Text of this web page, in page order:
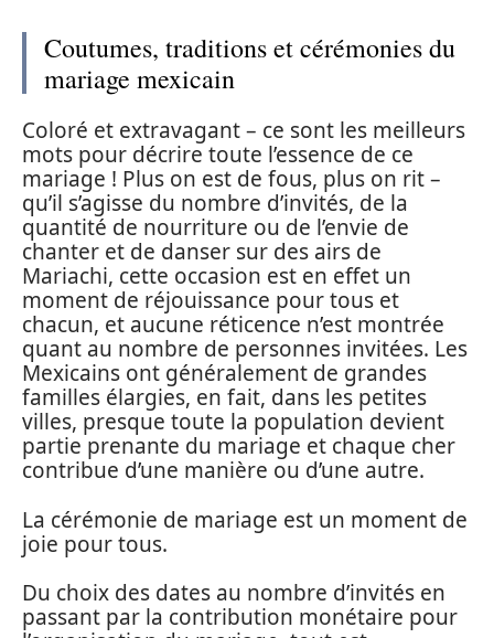
Coutumes, traditions et cérémonies du
mariage mexicain
Coloré et extravagant – ce sont les meilleurs
mots pour décrire toute l’essence de ce
mariage ! Plus on est de fous, plus on rit –
qu’il s’agisse du nombre d’invités, de la
quantité de nourriture ou de l’envie de
chanter et de danser sur des airs de
Mariachi, cette occasion est en effet un
moment de réjouissance pour tous et
chacun, et aucune réticence n’est montrée
quant au nombre de personnes invitées. Les
Mexicains ont généralement de grandes
familles élargies, en fait, dans les petites
villes, presque toute la population devient
partie prenante du mariage et chaque cher
contribue d’une manière ou d’une autre.
La cérémonie de mariage est un moment de
joie pour tous.
Du choix des dates au nombre d’invités en
passant par la contribution monétaire pour